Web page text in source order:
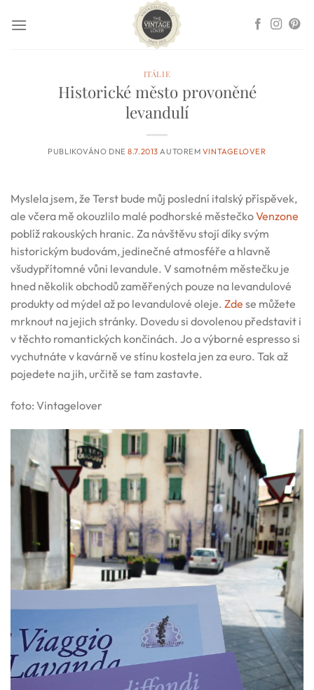
ITÁLIE
Historické město provoněné
levandulí
PUBLIKOVÁNO DNE8.7.2013 AUTOREM VINTAGELOVER
Myslela jsem, že Terst bude můj poslední italský příspěvek,
ale včera mě okouzlilo malé podhorské městečkoVenzone
poblíž rakouských hranic. Za návštěvu stojí díky svým
historickým budovám, jedinečné atmosféře a hlavně
všudypřítomné vůni levandule. V samotném městečku je
hned několik obchodů zaměřených pouze na levandulové
produkty od mýdel až po levandulové oleje. Zde se můžete
mrknout na jejich stránky. Dovedu si dovolenou představit i
v těchto romantických končinách. Jo a výborné espresso si
vychutnáte v kavárně ve stínu kostela jen za euro. Tak až
pojedete na jih, určitě se tam zastavte.
foto: Vintagelover